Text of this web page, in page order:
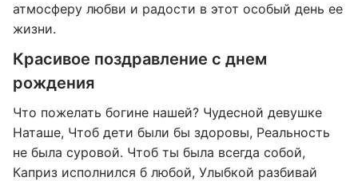
атмосферу любви и радости в этот особый день ее
жизни.
Красивое поздравление с днем
рождения
Что пожелать богине нашей? Чудесной девушке
Наташе, Чтоб дети были бы здоровы, Реальность
не была суровой. Чтоб ты была всегда собой,
Каприз исполнился б любой, Улыбкой разбивай